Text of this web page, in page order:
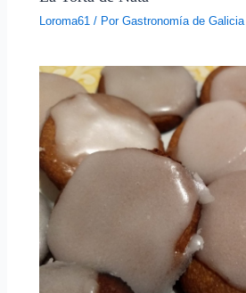
Loroma61 / PorGastronomía de Galicia